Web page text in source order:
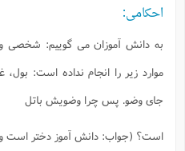
احكامى:
به دانش آموزان مى گوييم: شخصى
موارد زير را انجام نداده است:
جاى وضو. پس چرا وضويش باتل
است؟ (جواب: دانش آموز دختر است